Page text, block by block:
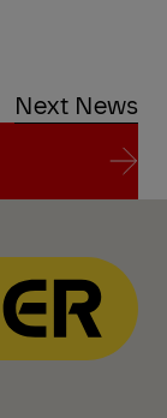
Next News